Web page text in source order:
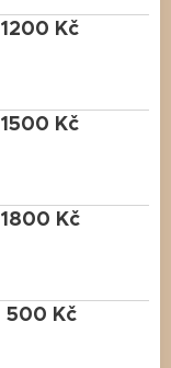
1200 Kč
1500 Kč
1800 Kč
500 Kč